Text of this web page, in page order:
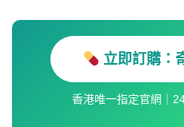
立即訂購：
香港唯一指定官網｜